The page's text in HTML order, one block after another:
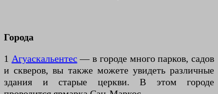
Города
1 Агуаскальентес — в городе много парков, садов
и скверов, вы также можете увидеть различные
здания и старые церкви. В этом городе